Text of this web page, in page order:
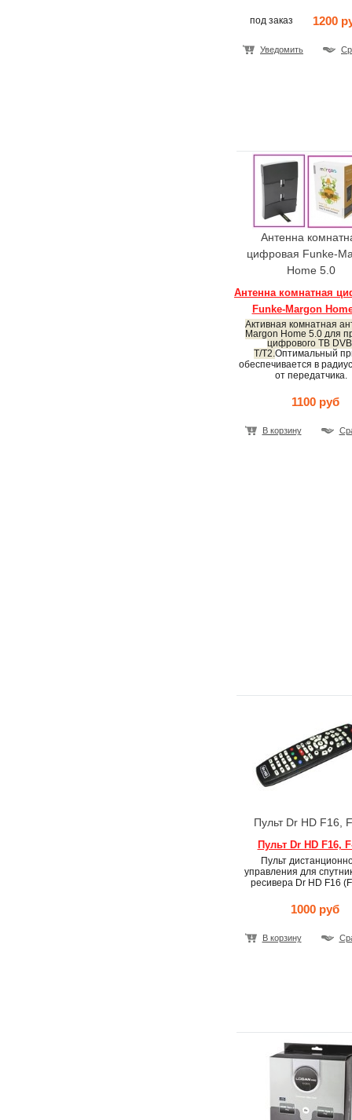
под заказ 1200
Уведомить
Антенна
цифровая Funke-
Home 5.0
Антенна комнатная
Funke-Margon
Активная комнатная
Margon Home 5.0 для
цифрового ТВ
T/T2.Оптимальный
обеспечивается в
от передатчика.
1100 руб
В корзину
Пульт Dr HD F16,
Пульт Dr HD F16,
Пульт
управления для
ресивера Dr HD F16
1000 руб
В корзину